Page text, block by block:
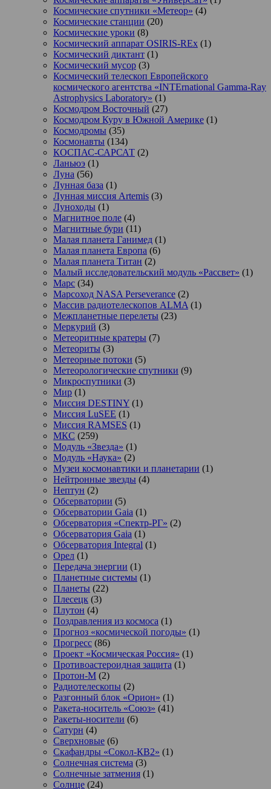
Космические спутники «Метеор» (4)
Космические станции (20)
Космические уроки (8)
Космический аппарат OSIRIS-REx (1)
Космический диктант (1)
Космический мусор (3)
Космический телескоп Европейского
космического агентства «INTErnational Gamma-Ray
Astrophysics Laboratory» (1)
Космодром Восточный (27)
Космодром Куру в Южной Америке (1)
Космодромы (35)
Космонавты (134)
КОСПАС-САРСАТ (2)
Ланьюэ (1)
Луна (56)
Лунная база (1)
Лунная миссия Artemis (3)
Луноходы (1)
Магнитное поле (4)
Магнитные бури (11)
Малая планета Ганимед (1)
Малая планета Европа (6)
Малая планета Титан (2)
Малый исследовательский модуль «Рассвет» (1)
Марс (34)
Марсоход NASA Perseverance (2)
Массив радиотелескопов ALMA (1)
Межпланетные перелеты (23)
Меркурий (3)
Метеоритные кратеры (7)
Метеориты (3)
Метеорные потоки (5)
Метеорологические спутники (9)
Микроспутники (3)
Мир (1)
Миссия DESTINY (1)
Миссия LuSEE (1)
Миссия RAMSES (1)
МКС (259)
Модуль «Звезда» (1)
Модуль «Наука» (2)
Музеи космонавтики и планетарии (1)
Нейтронные звезды (4)
Нептун (2)
Обсерватории (5)
Обсерватории Gaia (1)
Обсерватория «Спектр-РГ» (2)
Обсерватория Gaia (1)
Обсерватория Integral (1)
Орел (1)
Передача энергии (1)
Планетные системы (1)
Планеты (22)
Плесецк (3)
Плутон (4)
Поздравления из космоса (1)
Прогноз «космической погоды» (1)
Прогресс (86)
Проект «Космическая Россия» (1)
Противоастероидная защита (1)
Протон-М (2)
Радиотелескопы (2)
Разгонный блок «Орион» (1)
Ракета-носитель «Союз» (41)
Ракеты-носители (6)
Сатурн (4)
Сверхновые (6)
Скафандры «Сокол-КВ2» (1)
Солнечная система (3)
Солнечные затмения (1)
Солнце (24)